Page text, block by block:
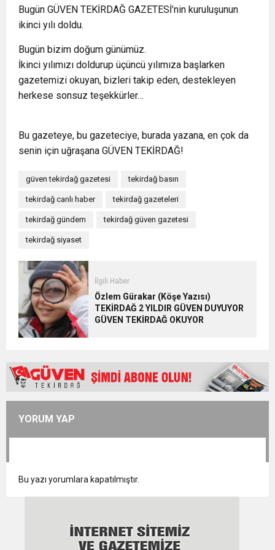
Bugün GÜVEN TEKİRDAĞ GAZETESİ’nin kuruluşunun
ikinci yılı doldu.
Bugün bizim doğum günümüz.
İkinci yılımızı doldurup üçüncü yılımıza başlarken
gazetemizi okuyan, bizleri takip eden, destekleyen
herkese sonsuz teşekkürler…
Bu gazeteye, bu gazeteciye, burada yazana, en çok da
senin için uğraşana GÜVEN TEKİRDAĞ!
güven tekirdağ gazetesi tekirdağ basın
tekirdağ canlı haber tekirdağ gazeteleri
tekirdağ gündem tekirdağ güven gazetesi
tekirdağ siyaset
İlgili Haber
Özlem Gürakar (Köşe Yazısı)
TEKİRDAĞ 2 YILDIR GÜVEN DUYUYOR
GÜVEN TEKİRDAĞ OKUYOR
YORUM YAP
Bu yazı yorumlara kapatılmıştır.